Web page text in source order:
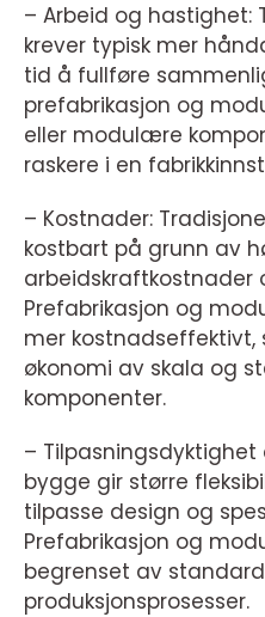
– Arbeid og hastighet:
krever typisk mer
tid å fullføre
prefabrikasjon og
eller modulære
raskere i en
– Kostnader:
kostbart på grunn av
arbeidskraftkostnader
Prefabrikasjon og
mer
økonomi av skala og
komponenter.
– Tilpasningsdyktighet
bygge gir større
tilpasse design og
Prefabrikasjon og
begrenset av
produksjonsprosesser.